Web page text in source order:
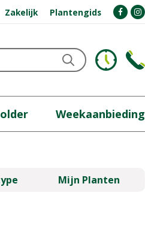
Zakelijk Plantengids
Weekaanbieding
Mijn Planten